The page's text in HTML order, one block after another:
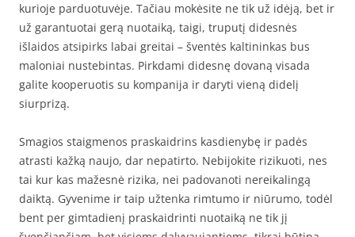
kurioje parduotuvėje. Tačiau mokėsite ne tik už idėją, bet ir
už garantuotai gerą nuotaiką, taigi, truputį didesnės
išlaidos atsipirks labai greitai – šventės kaltininkas bus
maloniai nustebintas. Pirkdami didesnę dovaną visada
galite kooperuotis su kompanija ir daryti vieną didelį
siurprizą.
Smagios staigmenos praskaidrins kasdienybę ir padės
atrasti kažką naujo, dar nepatirto. Nebijokite rizikuoti, nes
tai kur kas mažesnė rizika, nei padovanoti nereikalingą
daiktą. Gyvenime ir taip užtenka rimtumo ir niūrumo, todėl
bent per gimtadienį praskaidrinti nuotaiką ne tik jį